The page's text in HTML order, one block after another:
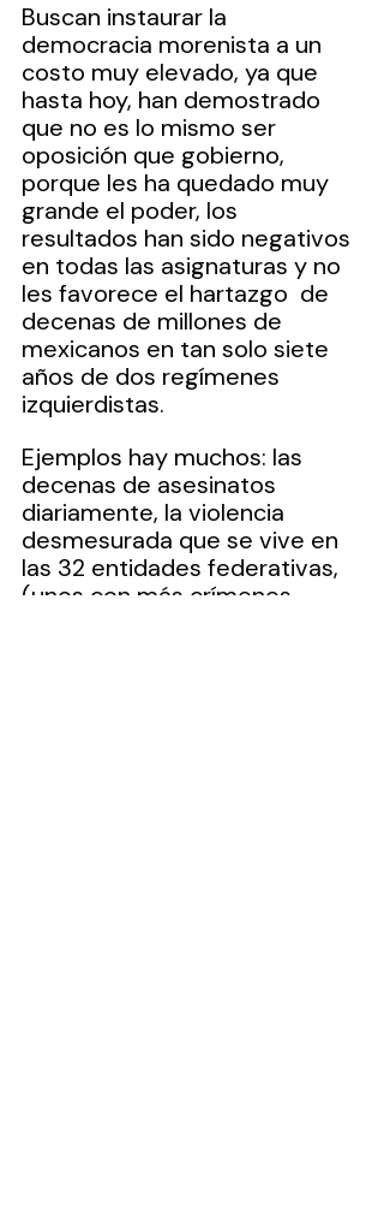
Buscan instaurar la
democracia morenista a un
costo muy elevado, ya que
hasta hoy, han demostrado
que no es lo mismo ser
oposición que gobierno,
porque les ha quedado muy
grande el poder, los
resultados han sido negativos
en todas las asignaturas y no
les favorece el hartazgo  de
decenas de millones de
mexicanos en tan solo siete
años de dos regímenes
izquierdistas.
Ejemplos hay muchos: las
decenas de asesinatos
diariamente, la violencia
desmesurada que se vive en
las 32 entidades federativas,
(unos con más crímenes,